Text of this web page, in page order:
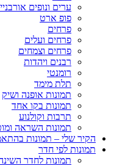
ערים ונופים
פופ ארט
פרחים
פרחים ועלים
פרחים וצמחים
רבנים ויהדות
רומנטי
תלת מימד
תמונות אופנה ושיק
תמונות בקו אחד
תרבות וקולנוע
תמונות השראה
הקיר שלי – תמונות
תמונות לפי חדר
תמונות לחדר